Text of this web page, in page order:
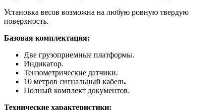
Установка весов возможна на любую ровную твердую
поверхность.
Базовая комплектация:
Две грузоприемные платформы.
Индикатор.
Тензометрические датчики.
10 метров сигнальный кабель.
Полный комплект документов.
Технические характеристики: